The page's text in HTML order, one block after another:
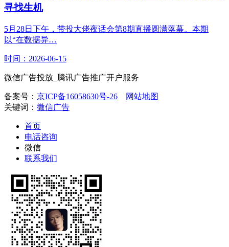
寻找生机
5月28日下午，带投大佬夜话会第8期直播圆满落幕。本期
以“在数据异…
时间：2026-06-15
微信广告投放_腾讯广告推广开户服务
备案号： 京ICP备16058630号-26
网站地图
关键词： 微信广告
首页
电话咨询
微信
联系我们